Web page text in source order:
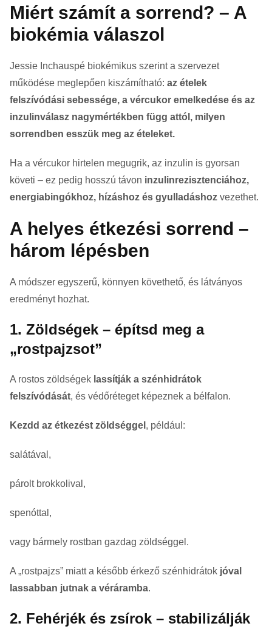
Miért számít a sorrend? – A
biokémia válaszol
Jessie Inchauspé biokémikus szerint a szervezet
működése meglepően kiszámítható: az ételek
felszívódási sebessége, a vércukor emelkedése és az
inzulinválasz nagymértékben függ attól, milyen
sorrendben esszük meg az ételeket.
Ha a vércukor hirtelen megugrik, az inzulin is gyorsan
követi – ez pedig hosszú távon inzulinrezisztenciához,
energiabingókhoz, hízáshoz és gyulladáshoz vezethet.
A helyes étkezési sorrend –
három lépésben
A módszer egyszerű, könnyen követhető, és látványos
eredményt hozhat.
1. Zöldségek – építsd meg a
„rostpajzsot”
A rostos zöldségek lassítják a szénhidrátok
felszívódását, és védőréteget képeznek a bélfalon.
Kezdd az étkezést zöldséggel , például:
salátával,
párolt brokkolival,
spenóttal,
vagy bármely rostban gazdag zöldséggel.
A „rostpajzs” miatt a később érkező szénhidrátok jóval
lassabban jutnak a véráramba.
2. Fehérjék és zsírok – stabilizálják